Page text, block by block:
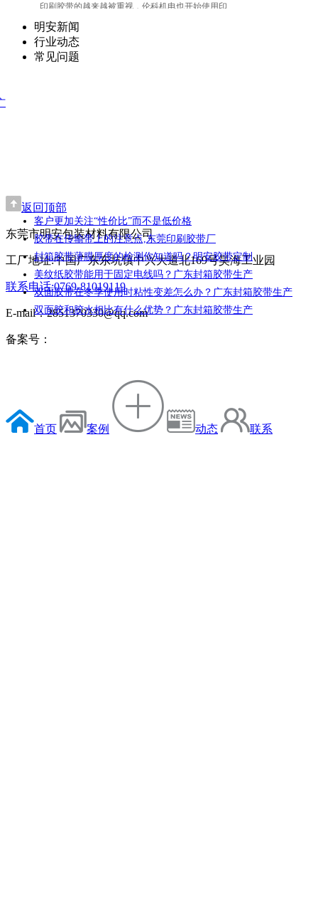
印刷胶带的越来越被重视，伦科机电也开始使用印
明安新闻
行业动态
常见问题
客户更加关注“性价比”而不是低价格
胶带在传输带上的注意点,东莞印刷胶带厂
封箱胶带薄膜厚度的检测你知道吗？明安胶带定制
美纹纸胶带能用于固定电线吗？广东封箱胶带生产
双面胶带在冬季使用时粘性变差怎么办？广东封箱胶带生产
双面胶和胶水相比有什么优势？广东封箱胶带生产
返回顶部
东莞市明安包装材料有限公司
工厂地址:中国广东东坑镇中兴大道北169号昊海工业园
联系电话:0769-81019119
E-mail：2851370330@qq.com
备案号：
首页 案例 动态 联系